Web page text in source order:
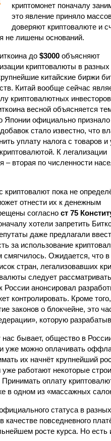
криптомонет поначалу
это явление приняло
доверяют криптовалюте и
не лишены оснований.
до $3000объясняют
криптовалюты в разных
китайские биржи
Китай вообще сейчас
криптовалютных
весной объясняется
Японии официально признало
стало известно, что
уплату налога с товаров и
К легализации
– вторая по численности
криптовалют пока не
отнести их к денежным
согласно ст 75
хотели запретить
даже предлагали
за использование
Ожидается, что в
стран, легализовавших
следует
России анонсировал
контролировать. Кроме
законов о блокчейне, это
которую
нас бывает, общество в
уже можно оплачивать
их начнёт крупнейший
работают некоторые
Принимать оплату
в одном из «массажных
статуса в
качестве повседневного
росте курса. Но есть